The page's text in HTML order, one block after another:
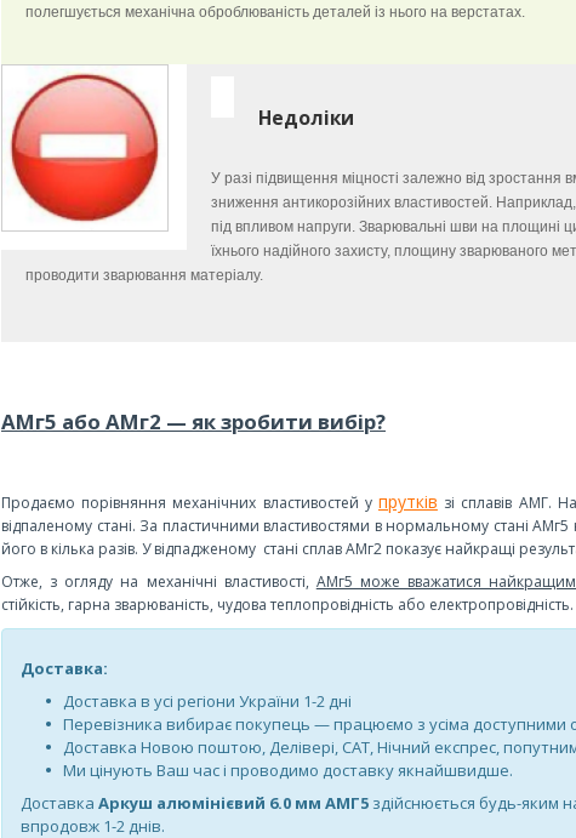
полегшується механічна оброблюваність деталей із нього на верстатах.
Недоліки
У разі підвищення міцності залежно від зростання
зниження антикорозійних властивостей. Наприклад,
під впливом напруги. Зварювальні шви на площині
їхнього надійного захисту, площину зварюваного
проводити зварювання матеріалу.
АМг5 або АМг2 — як зробити вибір?
Продаємо порівняння механічних властивостей у прутків зі сплавів АМГ.
відпаленому стані. За пластичними властивостями в нормальному стані
його в кілька разів. У відпадженому стані сплав АМг2 показує найкращі
Отже, з огляду на механічні властивості, АМг5 може вважатися найкращим
стійкість, гарна зварюваність, чудова теплопровідність або електропровідність.
Доставка:
Доставка в усі регіони України 1-2 дні
Перевізника вибирає покупець — працюємо з усіма доступними
Доставка Новою поштою, Делівері, САТ, Нічний експрес,
Ми цінують Ваш час і проводимо доставку якнайшвидше.
Доставка Аркуш алюмінієвий 6.0 мм АМГ5 здійснюється будь-яким
впродовж 1-2 днів.